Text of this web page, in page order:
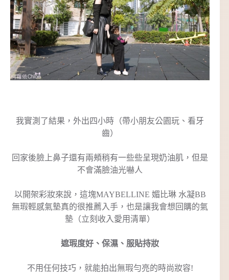
我實測了結果，外出四小時（帶小朋友公園玩、看牙
齒）
回家後臉上鼻子還有兩頰稍有一些些呈現奶油肌，但是
不會滿臉油光嚇人
以開架彩妝來說，這塊MAYBELLINE 媚比琳 水凝BB
無瑕輕感氣墊真的很推薦入手，也是讓我會想回購的氣
墊（立刻收入愛用清單）
遮瑕度好、保濕、服貼持妝
不用任何技巧，就能拍出無瑕勻亮的時尚妝容!